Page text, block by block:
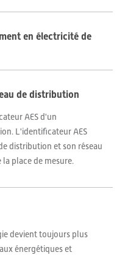
en électricité de
de distribution
AES d'un
L'identificateur AES
distribution et son réseau
place de mesure.
devient toujours plus
énergétiques et